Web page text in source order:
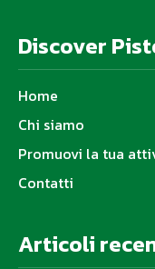
Discover
Home
Chi siamo
Promuovi la tua
Contatti
Articoli